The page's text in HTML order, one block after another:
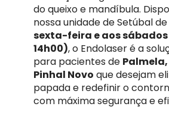
do queixo e mandíbula.
nossa unidade de Setúbal
sexta-feira e aos
14h00), o Endolaser é a
para pacientes de
Pinhal Novo que desejam
papada e redefinir o
com máxima segurança e